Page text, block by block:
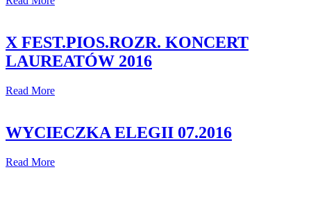
X FEST.PIOS.ROZR. KONCERT
LAUREATÓW 2016
Read More
WYCIECZKA ELEGII 07.2016
Read More